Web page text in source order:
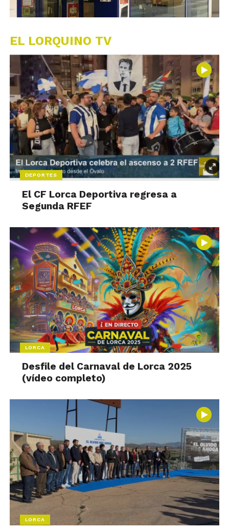
EL LORQUINO TV
DEPORTES
El CF Lorca Deportiva regresa a
Segunda RFEF
LORCA
Desfile del Carnaval de Lorca 2025
(vídeo completo)
LORCA